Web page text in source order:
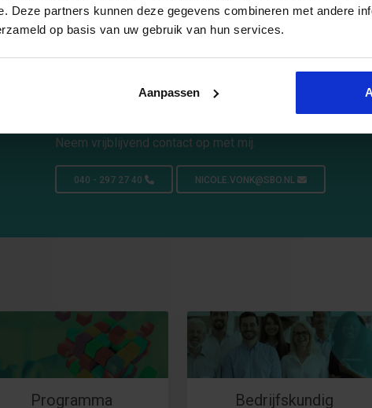
Deze partners kunnen deze gegevens combineren met andere
op basis van uw gebruik van hun services.
Aanpassen
Persoonlijk opleidingsadvies
Neem vrijblijvend contact op met mij.
040 - 297 27 40 NICOLE.VONK@SBO.NL
Programma
Bedrijfskundig